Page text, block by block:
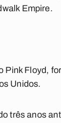
Empire.
Pink Floyd,
Unidos.
três anos